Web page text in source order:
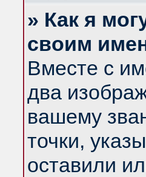
» Как я
своим
Вместе с
два
вашему
точки,
оставили